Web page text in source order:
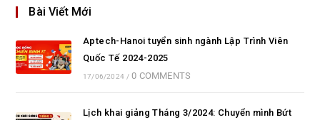
Bài Viết Mới
Aptech-Hanoi tuyển sinh ngành Lập Trình Viên
Quốc Tế 2024-2025
17/06/2024 / 0 COMMENTS
Lịch khai giảng Tháng 3/2024: Chuyển mình Bứt